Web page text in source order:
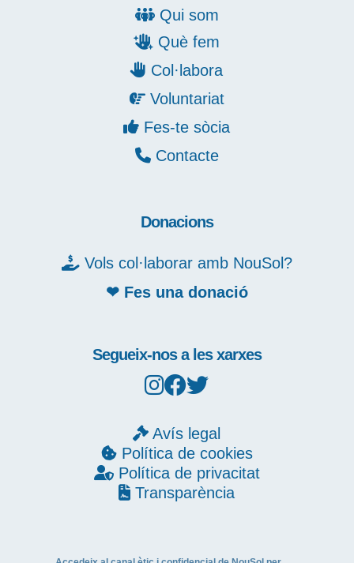
Qui som
Què fem
Col·labora
Voluntariat
Fes-te sòcia
Contacte
Donacions
Vols col·laborar amb NouSol?
❤ Fes una donació
Segueix-nos a les xarxes
Avís legal
Política de cookies
Política de privacitat
Transparència